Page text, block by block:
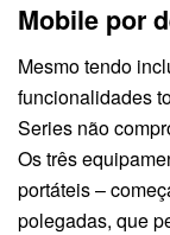
Mobile por
Mesmo tendo
funcionalidades
Series não
Os três
portáteis –
polegadas, que